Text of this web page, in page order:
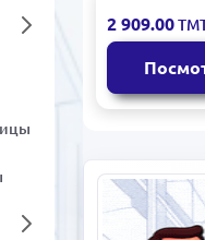
Обои с
300x400 см
2 909.00